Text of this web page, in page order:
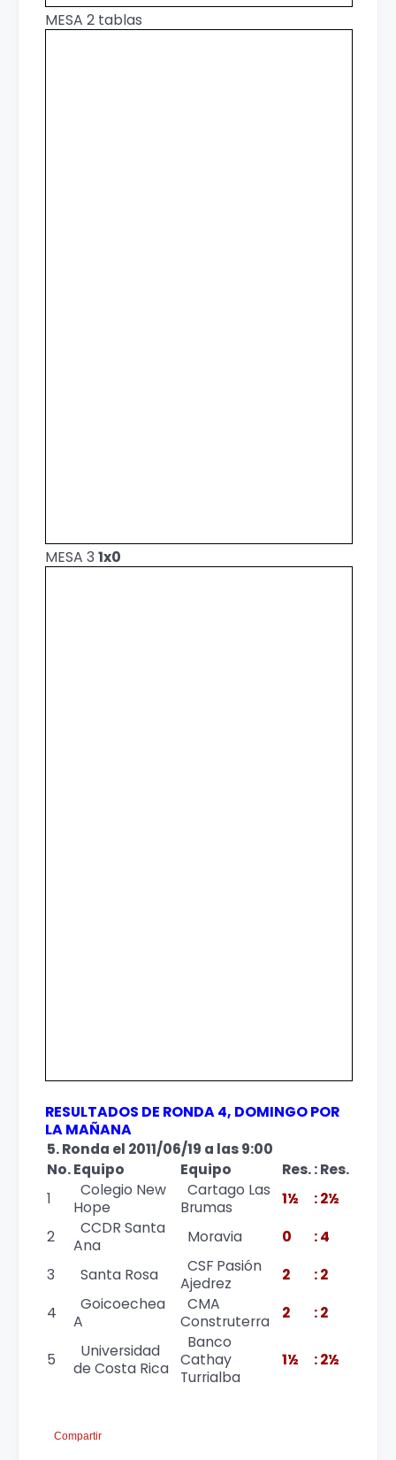
MESA 2 tablas
MESA 3 1x0
RESULTADOS DE RONDA 4, DOMINGO POR
LA MAÑANA
5. Ronda el 2011/06/19 a las 9:00
No.Equipo Equipo Res.:Res.
1
Colegio New
Hope
Cartago Las
Brumas
1½ :2½
2
CCDR Santa
Ana
Moravia 0 :4
3
Santa Rosa
CSF Pasión
Ajedrez
2 :2
4
Goicoechea
A
CMA
Construterra
2 :2
5
Universidad
de Costa Rica
Banco
Cathay
Turrialba
1½ :2½
Compartir